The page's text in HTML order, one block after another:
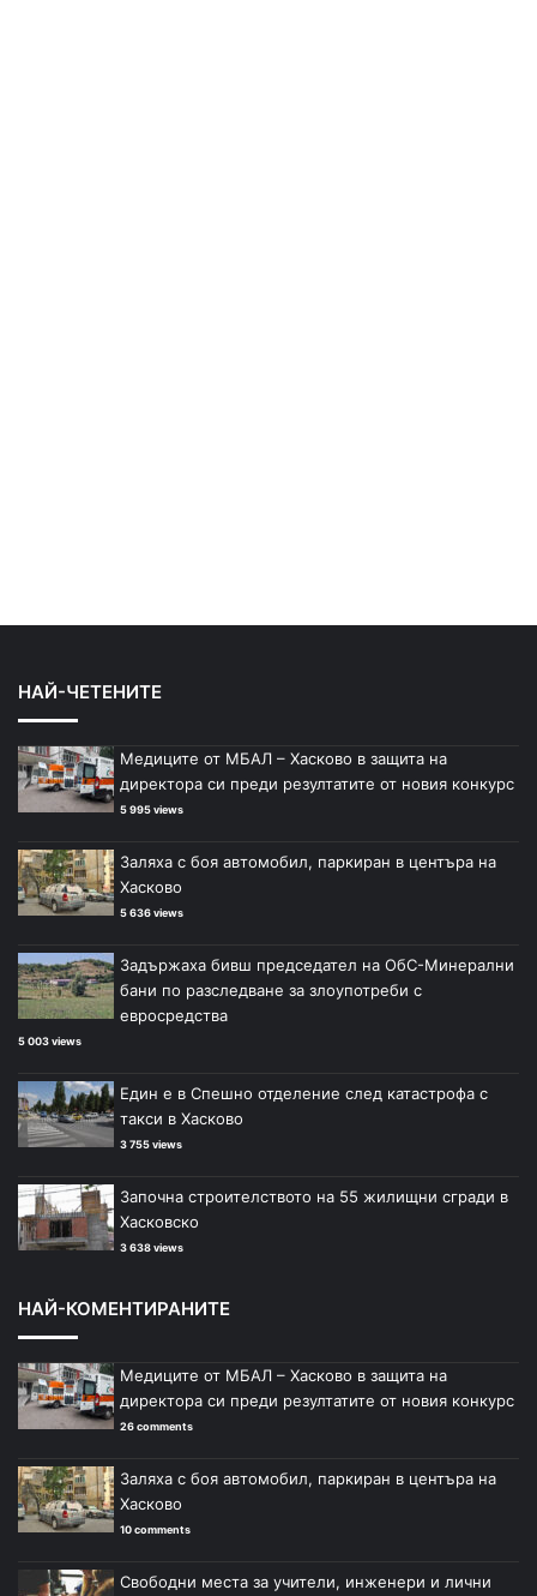
НАЙ-ЧЕТЕНИТЕ
Медиците от МБАЛ – Хасково в защита на
директора си преди резултатите от новия конкурс
5 995 views
Заляха с боя автомобил, паркиран в центъра на
Хасково
5 636 views
Задържаха бивш председател на ОбС-Минерални
бани по разследване за злоупотреби с
евросредства
5 003 views
Един е в Спешно отделение след катастрофа с
такси в Хасково
3 755 views
Започна строителството на 55 жилищни сгради в
Хасковско
3 638 views
НАЙ-КОМЕНТИРАНИТЕ
Медиците от МБАЛ – Хасково в защита на
директора си преди резултатите от новия конкурс
26 comments
Заляха с боя автомобил, паркиран в центъра на
Хасково
10 comments
Свободни места за учители, инженери и лични